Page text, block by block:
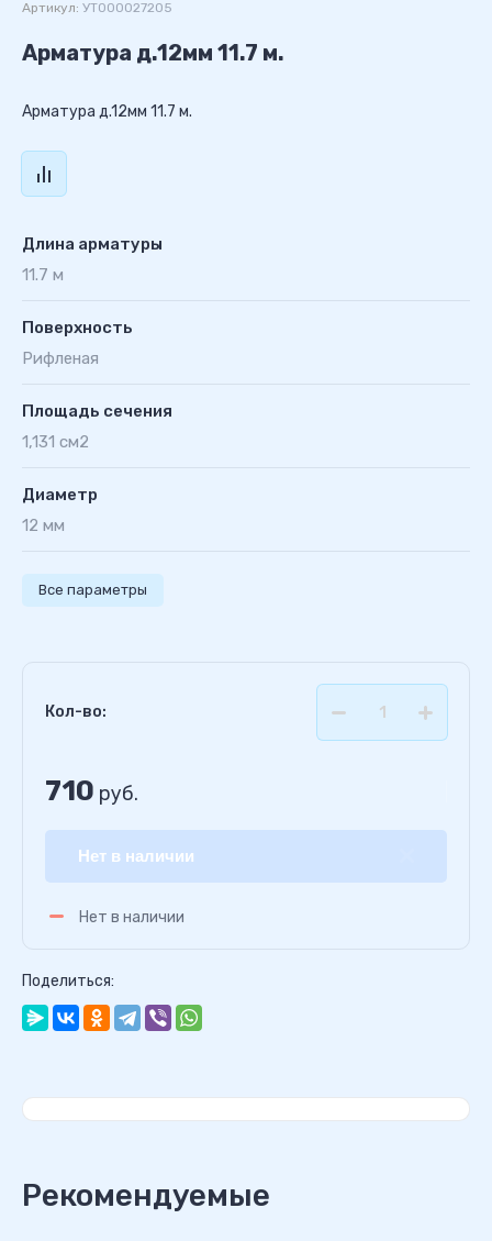
Артикул: УТ000027205
Арматура д.12мм 11.7 м.
Арматура д.12мм 11.7 м.
Длина арматуры
11.7 м
Поверхность
Рифленая
Площадь сечения
1,131 см2
Диаметр
12 мм
Все параметры
Кол-во:
710 руб.
Нет в наличии
Нет в наличии
Поделиться:
Рекомендуемые